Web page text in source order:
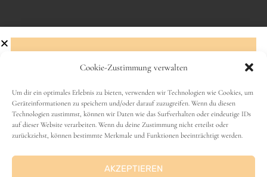
Cookie-Zustimmung verwalten
Um dir ein optimales Erlebnis zu bieten, verwenden wir Technologien wie Cookies, um
Geräteinformationen zu speichern und/oder darauf zuzugreifen. Wenn du diesen
Technologien zustimmst, können wir Daten wie das Surfverhalten oder eindeutige IDs
auf dieser Website verarbeiten. Wenn du deine Zustimmung nicht erteilst oder
zurückziehst, können bestimmte Merkmale und Funktionen beeinträchtigt werden.
AKZEPTIEREN
VANLIFE
Abonniere den Newsletter!
Name